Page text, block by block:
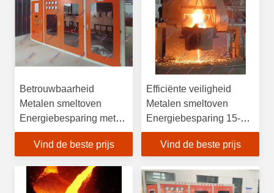
Betrouwbaarheid
Metalen smeltoven
Energiebesparing met
de hoogste
veiligheidsnormen
Vind de beste prijs
Efficiënte veiligheid
Metalen smeltoven
Energiebesparing 15-
20% Betrouwbare
krachtige warmteoven
Vind de beste prijs